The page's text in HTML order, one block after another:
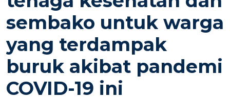
sembako untuk warga
yang terdampak
buruk akibat pandemi
COVID-19 ini